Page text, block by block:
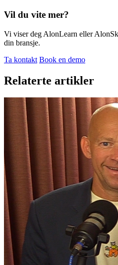
Vil du vite mer?
Vi viser deg AlonLearn eller
din bransje.
Ta kontakt Book en demo
Relaterte artikler